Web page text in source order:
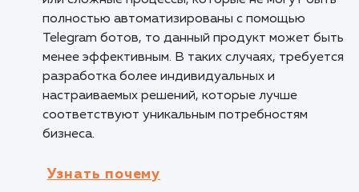
клиентов. Боты могут предлагать
персонализированные рекомендации,
акции, а также помогать в формировании
лояльности клиентов. Это позволяет
создавать конкурентные преимущества и
устанавливать контакт с целевой